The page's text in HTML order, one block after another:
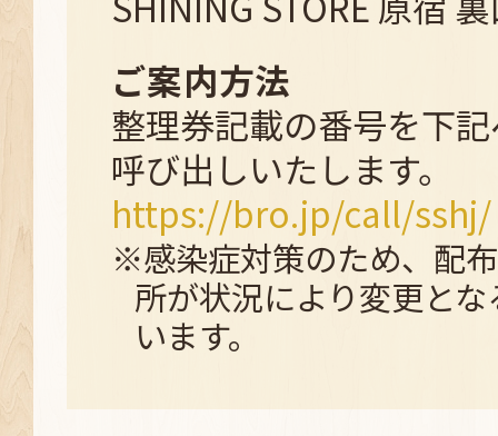
ご案内方法
整理券記載の番号を下
呼び出しいたします。
https://bro.jp/call/sshj/
※感染症対策のため、配
所が状況により変更と
います。